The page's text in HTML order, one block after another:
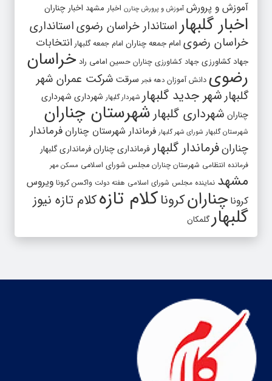
آموزش و پرورش آموزش و پرورش چنارن اخبار مشهد اخبار چناران
اخبار گلبهاراستاندار خراسان رضویاستانداری
خراسان رضوی امام جمعه چناران امام جمعه گلبهار انتخابات
جهاد کشاورزی جهاد کشاورزی چناران حسین امامی راد خراسان
رضوی دانش آموزان دهه فجر سرقت شرکت عمران شهر
گلبهارشهر جدید گلبهار شهردار گلبهار شهرداری شهرداری
چناران شهرداری گلبهارشهرستان چناران
شهرستان گلبهار شورای شهر گلبهار فرماندار شهرستان چناران فرماندار
چنارانفرماندار گلبهارفرمانداری چنارانفرمانداری گلبهار
فرمانده انتظامی شهرستان چناران مجلس شورای اسلامی مسکن مهر
مشهد نماینده مجلس شورای اسلامی هفته دولت واکسن کرونا ویروس
کرونا چنارانکروناکلام تازهکلام تازه نیوز
گلبهارگلمکان